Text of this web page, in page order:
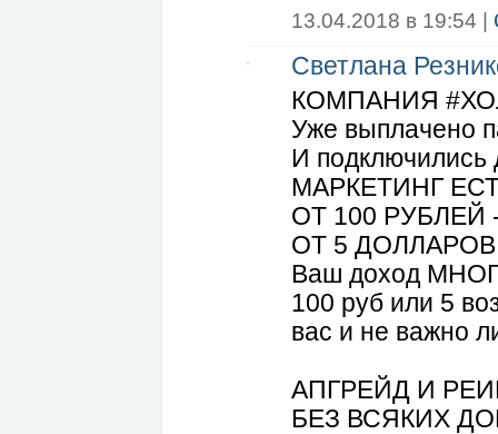
13.04.2018 в 19:54 |
Светлана
КОМПАНИЯ
Уже выплачено
И подключились
МАРКЕТИНГ
ОТ 100 РУБЛЕЙ
ОТ 5 ДОЛЛАРОВ
Ваш доход
100 руб или 5
вас и не важно
АПГРЕЙД И
БЕЗ ВСЯКИХ